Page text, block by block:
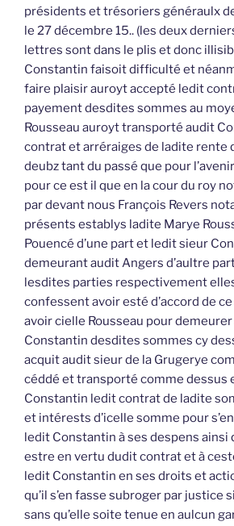
présidents et trésoriers généraulx
le 27 décembre 15.. (les deux
lettres sont dans le plis et donc
Constantin faisoit difficulté et
faire plaisir auroyt accepté ledit
payement desdites sommes au
Rousseau auroyt transporté audit
contrat et arréraiges de ladite rente
deubz tant du passé que pour l’avenir
pour ce est il que en la cour du roy
par devant nous François Revers
présents establys ladite Marye
Pouencé d’une part et ledit sieur
demeurant audit Angers d’aultre
lesdites parties respectivement
confessent avoir esté d’accord de
avoir cielle Rousseau pour
Constantin desdites sommes cy
acquit audit sieur de la Grugerye
céddé et transporté comme dessus
Constantin ledit contrat de ladite
et intérests d’icelle somme pour
ledit Constantin à ses despens ainsi
estre en vertu dudit contrat et à
ledit Constantin en ses droits et
qu’il s’en fasse subroger par justice
sans qu’elle soite tenue en aulcun